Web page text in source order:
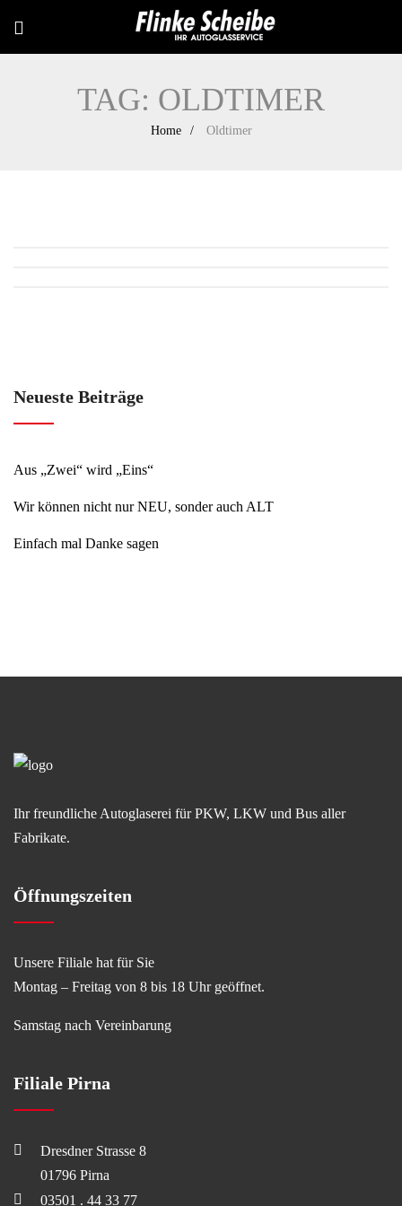
TAG: OLDTIMER
Home Oldtimer
Neueste Beiträge
Aus „Zwei“ wird „Eins“
Wir können nicht nur NEU, sonder auch ALT
Einfach mal Danke sagen
Ihr freundliche Autoglaserei für PKW, LKW und Bus aller
Fabrikate.
Öffnungszeiten
Unsere Filiale hat für Sie
Montag – Freitag von 8 bis 18 Uhr geöffnet.
Samstag nach Vereinbarung
Filiale Pirna
Dresdner Strasse 8
01796 Pirna
03501 . 44 33 77